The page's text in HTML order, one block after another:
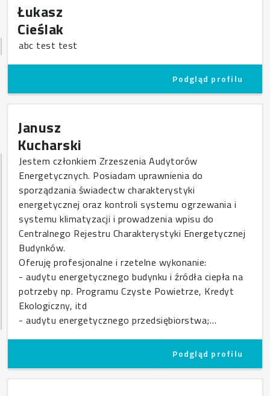
Łukasz
Cieślak
abc test test
Podgląd profilu
Janusz
Kucharski
Jestem członkiem Zrzeszenia Audytorów
Energetycznych. Posiadam uprawnienia do
sporządzania świadectw charakterystyki
energetycznej oraz kontroli systemu ogrzewania i
systemu klimatyzacji i prowadzenia wpisu do
Centralnego Rejestru Charakterystyki Energetycznej
Budynków.
Oferuję profesjonalne i rzetelne wykonanie:
- audytu energetycznego budynku i źródła ciepła na
potrzeby np. Programu Czyste Powietrze, Kredyt
Ekologiczny, itd
- audytu energetycznego przedsiębiorstwa;…
Podgląd profilu